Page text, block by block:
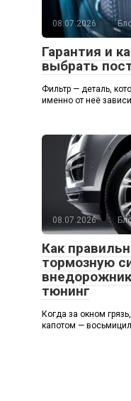
08.07.2026
Гарантия и
выбрать
Фильтр — деталь,
именно от неё
08.07.2026
Как
тормозную
тюнинг
Когда за окном
капотом —